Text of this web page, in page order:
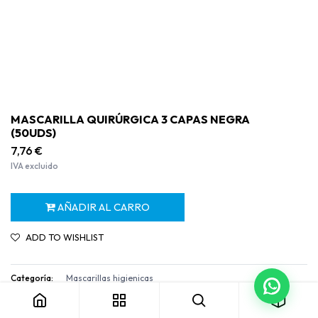
MASCARILLA QUIRÚRGICA 3 CAPAS NEGRA
(50UDS)
7,76 €
IVA excluido
AÑADIR AL CARRO
ADD TO WISHLIST
Categoría: Mascarillas higienicas
Términos y condiciones